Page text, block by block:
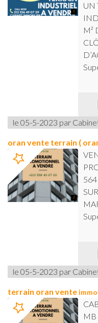
UN
M²
le 05-5-2023 par
oran vente terrain (
le 05-5-2023 par
terrain oran vente
MB